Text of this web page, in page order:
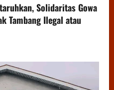
Solidaritas Gowa
Tambang Ilegal atau